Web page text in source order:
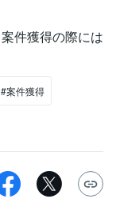
件獲得の際には
#案件獲得